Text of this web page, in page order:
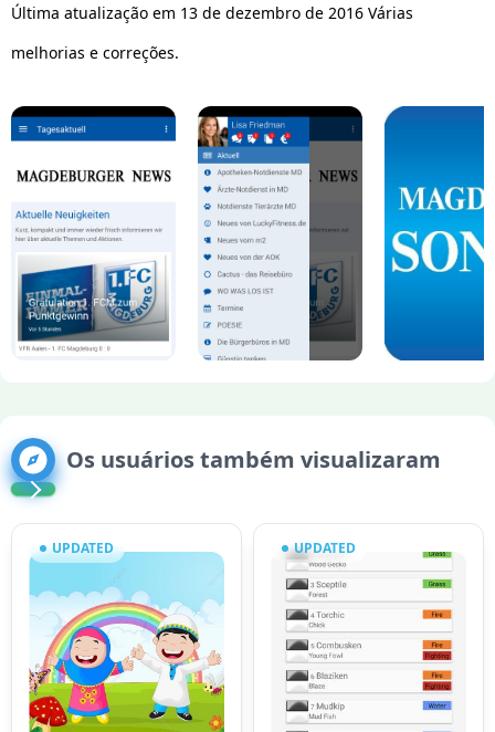
Última atualização em 13 de dezembro de 2016 Várias
melhorias e correções.
Os usuários também visualizaram
UPDATED UPDATED